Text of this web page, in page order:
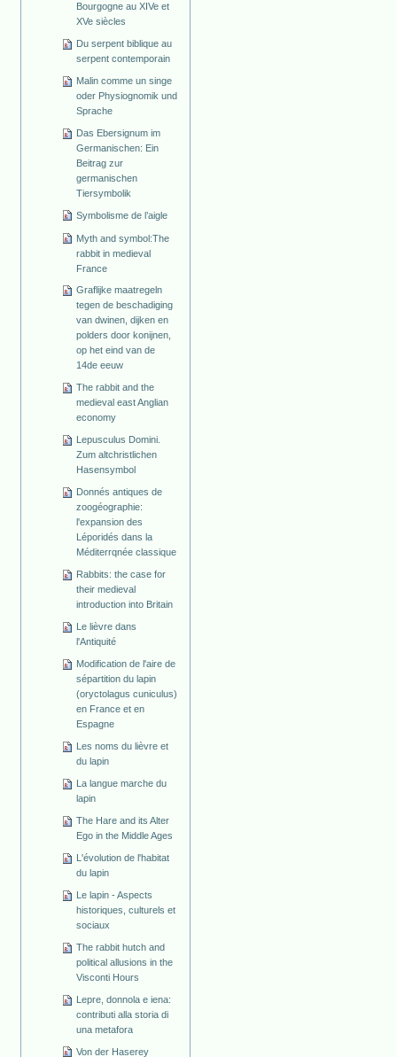
Bourgogne au XIVe et
XVe siècles
Du serpent biblique au
serpent contemporain
Malin comme un singe
oder Physiognomik und
Sprache
Das Ebersignum im
Germanischen: Ein
Beitrag zur
germanischen
Tiersymbolik
Symbolisme de l’aigle
Myth and symbol:The
rabbit in medieval
France
Graflijke maatregeln
tegen de beschadiging
van dwinen, dijken en
polders door konijnen,
op het eind van de
14de eeuw
The rabbit and the
medieval east Anglian
economy
Lepusculus Domini.
Zum altchristlichen
Hasensymbol
Donnés antiques de
zoogéographie:
l'expansion des
Léporidés dans la
Méditerrqnée classique
Rabbits: the case for
their medieval
introduction into Britain
Le lièvre dans
l'Antiquité
Modification de l'aire de
sépartition du lapin
(oryctolagus cuniculus)
en France et en
Espagne
Les noms du lièvre et
du lapin
La langue marche du
lapin
The Hare and its Alter
Ego in the Middle Ages
L'évolution de l'habitat
du lapin
Le lapin - Aspects
historiques, culturels et
sociaux
The rabbit hutch and
political allusions in the
Visconti Hours
Lepre, donnola e iena:
contributi alla storia di
una metafora
Von der Haserey